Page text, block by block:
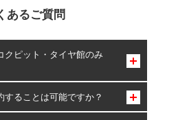
あるご質問
クピット・タイヤ館のみ
館のみとなります。
することは可能ですか？